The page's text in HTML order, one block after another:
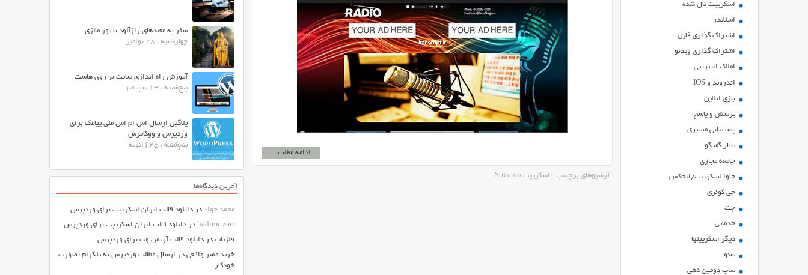
اسکریپت نال شده
اسلایدر
اشتراك گذاري فايل
اشتراک گذاری ویدئو
املاک اینترنتی
اندروید و IOS
بازي انلاين
پرسش و پاسخ
پشتیبانی مشتری
تالار گفتگو
جامعه مجازی
جاوا اسکریپت/ایجکس
جی کوئری
چت
خدماتی
ديگر اسكريپتها
سئو
ساب دومین دهی
ادامه مطلب...
آرشیوهای برچسب : اسکریپت Streamo
سفر به معبدهای رازآلود با تور مالزی
چهارشنبه ، 28 نوامبر
آموزش راه اندازی سایت بر روی هاست
پنج‌شنبه ، 13 سپتامبر
پلاگین ارسال اس ام اس ملی پیامک برای
وردپرس و ووکامرس
پنج‌شنبه ، 25 ژانویه
آخرین دیدگاه‌ها
محمد جواد در دانلود قالب ایران اسکریپت برای وردپرس
hadimirzari در دانلود قالب ایران اسکریپت برای وردپرس
فلزیاب در دانلود قالب آرتمن وب برای وردپرس
خرید ممبر واقعی در ارسال مطالب وردپرس به تلگرام بصورت
خودکار